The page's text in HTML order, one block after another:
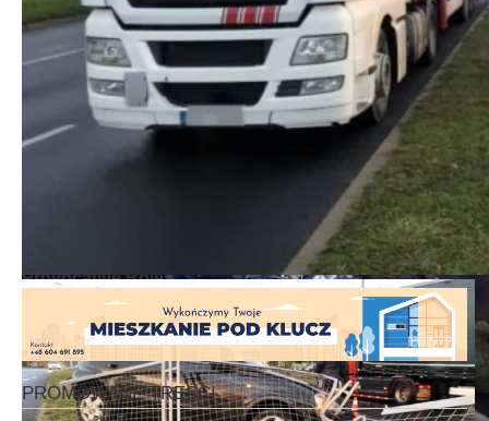
KM PSP KONIN
Bartłomiej Klupś Radio Elka Leszno